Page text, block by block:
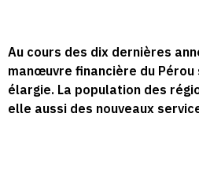
Au cours des dix dernières
manœuvre financière du
élargie. La population des
elle aussi des nouveaux